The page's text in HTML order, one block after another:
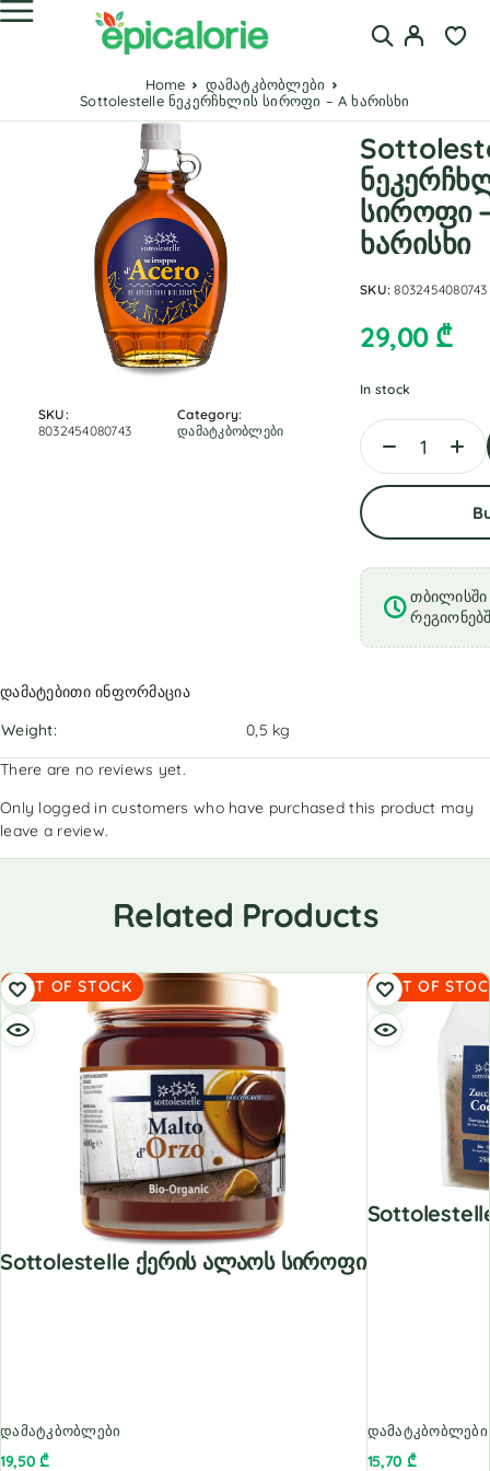
Home
დამატკბობლები
Sottolestelle ნეკერჩხლის სიროფი – A ხარისხი
SKU:
8032454080743
Category:
დამატკბობლები
სიროფი
ხარისხი
SKU:8032454080743
29,00 ₾
In stock
თბილისში
დამატებითი ინფორმაცია
Weight
0,5 kg
There are no reviews yet.
Only logged in customers who have purchased this product may
leave a review.
Related Products
OUT OF STOCK
Sottolestelle Ქერის Ალაოს Სიროფი
დამატკბობლები
19,50₾
OUT OF
დამატკბობლები
15,70 ₾